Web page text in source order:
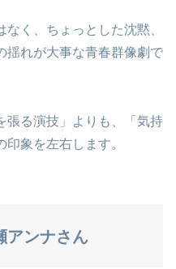
く、ちょっとした沈黙、
揺れが大事な青春群像劇で
張る演技」よりも、「気持
象を左右します。
アンナさん